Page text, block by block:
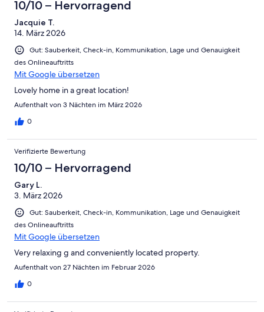
10/10 – Hervorragend
Jacquie T.
14. März 2026
Gut: Sauberkeit, Check-in, Kommunikation, Lage und Genauigkeit
des Onlineauftritts
Mit Google übersetzen
Lovely home in a great location!
Aufenthalt von 3 Nächten im März 2026
0
Verifizierte Bewertung
10/10 – Hervorragend
Gary L.
3. März 2026
Gut: Sauberkeit, Check-in, Kommunikation, Lage und Genauigkeit
des Onlineauftritts
Mit Google übersetzen
Very relaxing g and conveniently located property.
Aufenthalt von 27 Nächten im Februar 2026
0